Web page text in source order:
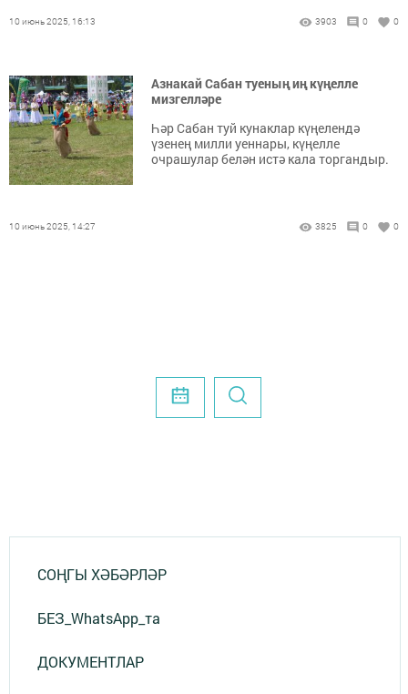
10 июнь 2025, 16:13 3903 0 0
Азнакай Сабан туеның иң күңелле
мизгелләре
Һәр Сабан туй кунаклар күңелендә
үзенең милли уеннары, күңелле
очрашулар белән истә кала торгандыр.
10 июнь 2025, 14:27 3825 0 0
СОҢГЫ ХӘБӘРЛӘР
БЕЗ_WhatsApp_та
ДОКУМЕНТЛАР